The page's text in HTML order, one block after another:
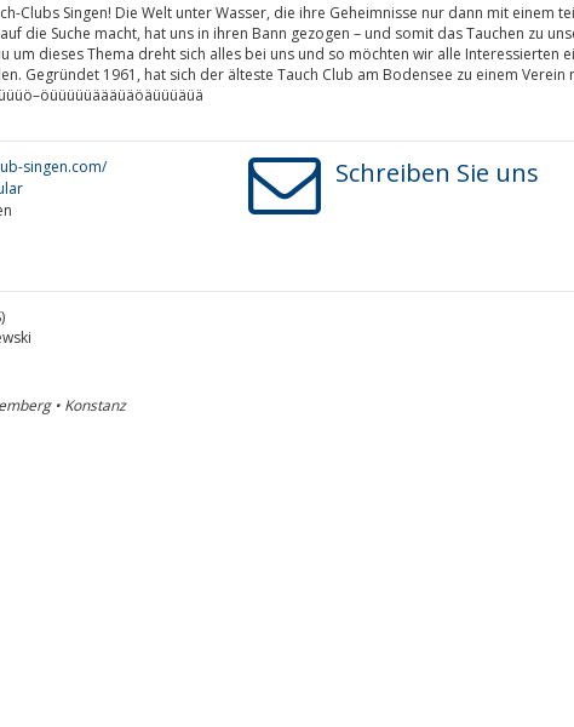
Clubs Singen! Die Welt unter Wasser, die ihre Geheimnisse nur dann mit einem
die Suche macht, hat uns in ihren Bann gezogen – und somit das Tauchen zu
um dieses Thema dreht sich alles bei uns und so möchten wir alle Interessierten
Gegründet 1961, hat sich der älteste Tauch Club am Bodensee zu einem Verein
singen.com/
Schreiben Sie uns
• Konstanz